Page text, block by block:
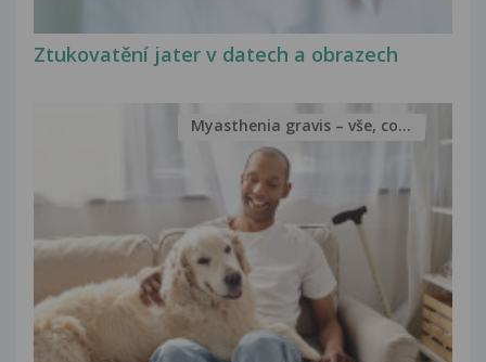
Ztukovatění jater v datech a obrazech
Myasthenia gravis – vše, co...